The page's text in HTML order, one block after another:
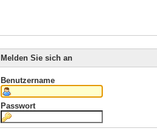
Melden Sie sich an
Benutzername
Passwort